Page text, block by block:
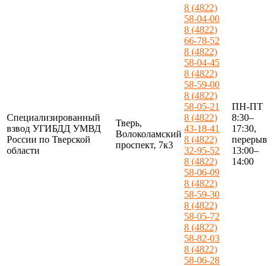
Специализированный
взвод УГИБДД УМВД
России по Тверской
области
Тверь,
Волоколамский
проспект, 7к3
8 (4822)
58-04-00
8 (4822)
66-78-52
8 (4822)
58-04-45
8 (4822)
58-59-00
8 (4822)
58-05-21
8 (4822)
43-18-41
8 (4822)
32-95-52
8 (4822)
58-06-09
8 (4822)
58-59-30
8 (4822)
58-05-72
8 (4822)
58-82-03
8 (4822)
58-06-28
ПН-ПТ
8:30–
17:30,
перерыв
13:00–
14:00